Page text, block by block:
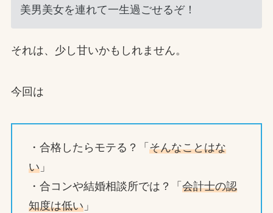
美男美女を連れて一生過ごせるぞ！
それは、少し甘いかもしれません。
今回は
・合格したらモテる？「 そんなことはな
い」
・合コンや結婚相談所では？「 会計士の認
知度は低い」